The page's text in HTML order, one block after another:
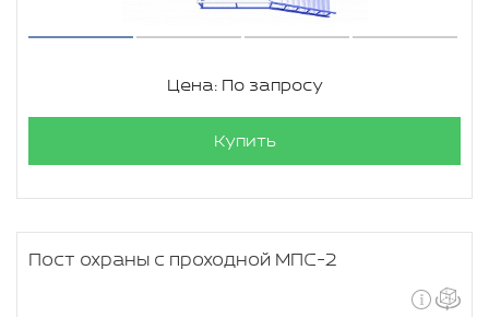
Цена: По запросу
Купить
Пост охраны с проходной МПС-2